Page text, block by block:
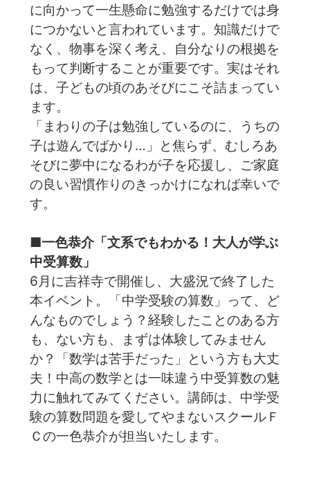
に向かって一生懸命に勉強するだけでは身
につかないと言われています。知識だけで
なく、物事を深く考え、自分なりの根拠を
もって判断することが重要です。実はそれ
は、子どもの頃のあそびにこそ詰まってい
ます。
「まわりの子は勉強しているのに、うちの
子は遊んでばかり…」と焦らず、むしろあ
そびに夢中になるわが子を応援し、ご家庭
の良い習慣作りのきっかけになれば幸いで
す。
■一色恭介「文系でもわかる！大人が学ぶ
中受算数」
6月に吉祥寺で開催し、大盛況で終了した
本イベント。「中学受験の算数」って、ど
んなものでしょう？経験したことのある方
も、ない方も、まずは体験してみません
か？「数学は苦手だった」という方も大丈
夫！中高の数学とは一味違う中受算数の魅
力に触れてみてください。講師は、中学受
験の算数問題を愛してやまないスクールＦ
Ｃの一色恭介が担当いたします。